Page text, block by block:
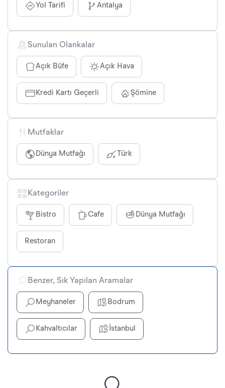
Yol Tarifi Antalya
Sunulan Olankalar
Açık Büfe Açık Hava
Kredi Kartı Geçerli Şömine
Mutfaklar
Dünya Mutfağı Türk
Kategoriler
Bistro Cafe Dünya Mutfağı
Restoran
Benzer, Sık Yapılan Aramalar
Meyhaneler Bodrum
Kahvaltıcılar İstanbul